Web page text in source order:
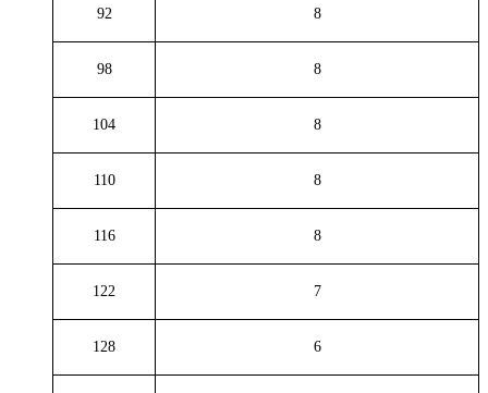
92 8
98 8
104 8
110 8
116 8
122 7
128 6